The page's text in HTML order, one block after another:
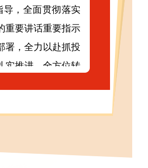
导，全面贯彻落实
重要讲话重要指示
署，全力以赴抓投
实推进，全方位转
0.8%。前三季度，